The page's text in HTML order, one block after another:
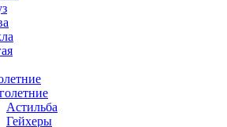
Астильба
Гейхеры